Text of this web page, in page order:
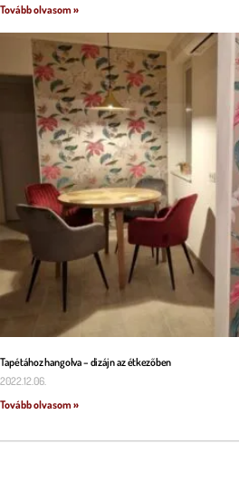
Tovább olvasom »
Tapétához hangolva – dizájn az étkezőben
2022.12.06.
Tovább olvasom »